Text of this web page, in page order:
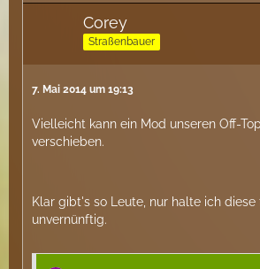
Corey
Straßenbauer
7. Mai 2014 um 19:13
Vielleicht kann ein Mod unseren Off-
verschieben.
Klar gibt's so Leute, nur halte ich diese
unvernünftig.